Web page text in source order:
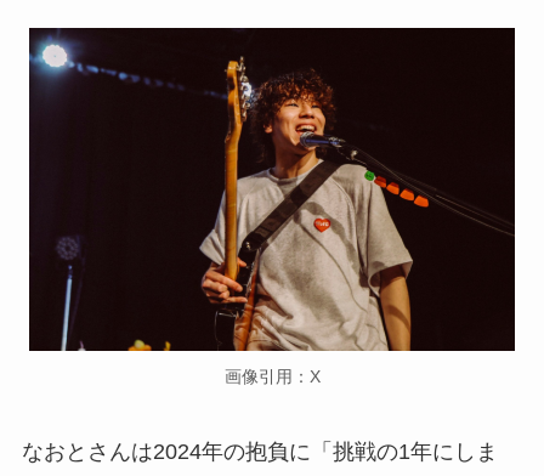
画像引用：X
なおとさんは2024年の抱負に「挑戦の1年にしま